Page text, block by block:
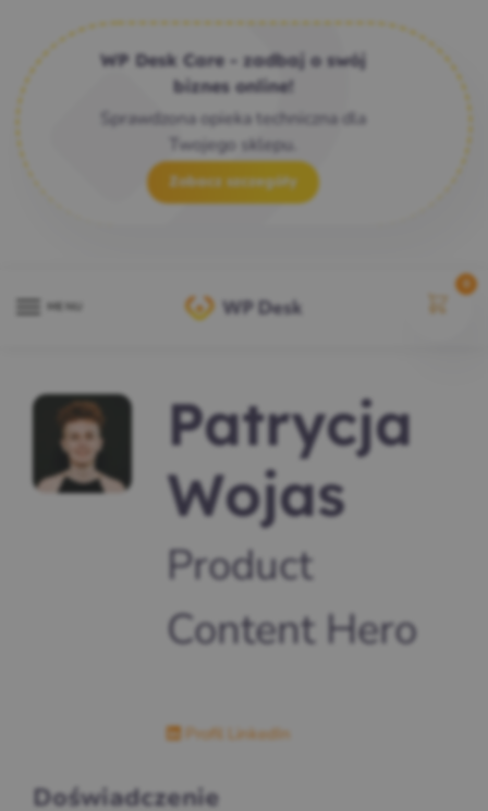
WP Desk Care - zadbaj o swój
biznes online!
Sprawdzona opieka techniczna dla
Twojego sklepu.
Zobacz szczegóły
Patrycja
Wojas
Product
Content Hero
Profil LinkedIn
Doświadczenie